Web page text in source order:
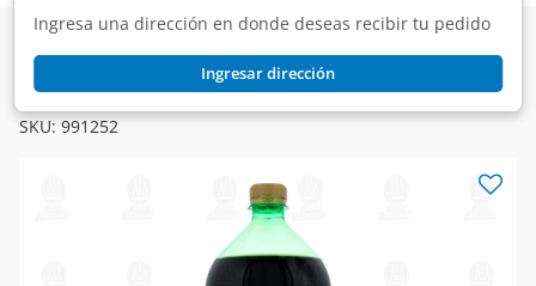
Ingresa una dirección en donde deseas recibir tu pedido
Ingresar dirección
Super Bebidas Refrescos Sabores Varios
Refresco Sangría Casera, 2 l.
SKU: 991252